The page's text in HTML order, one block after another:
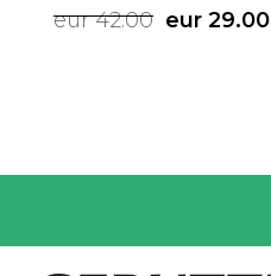
eur 42.00 eur 29.00